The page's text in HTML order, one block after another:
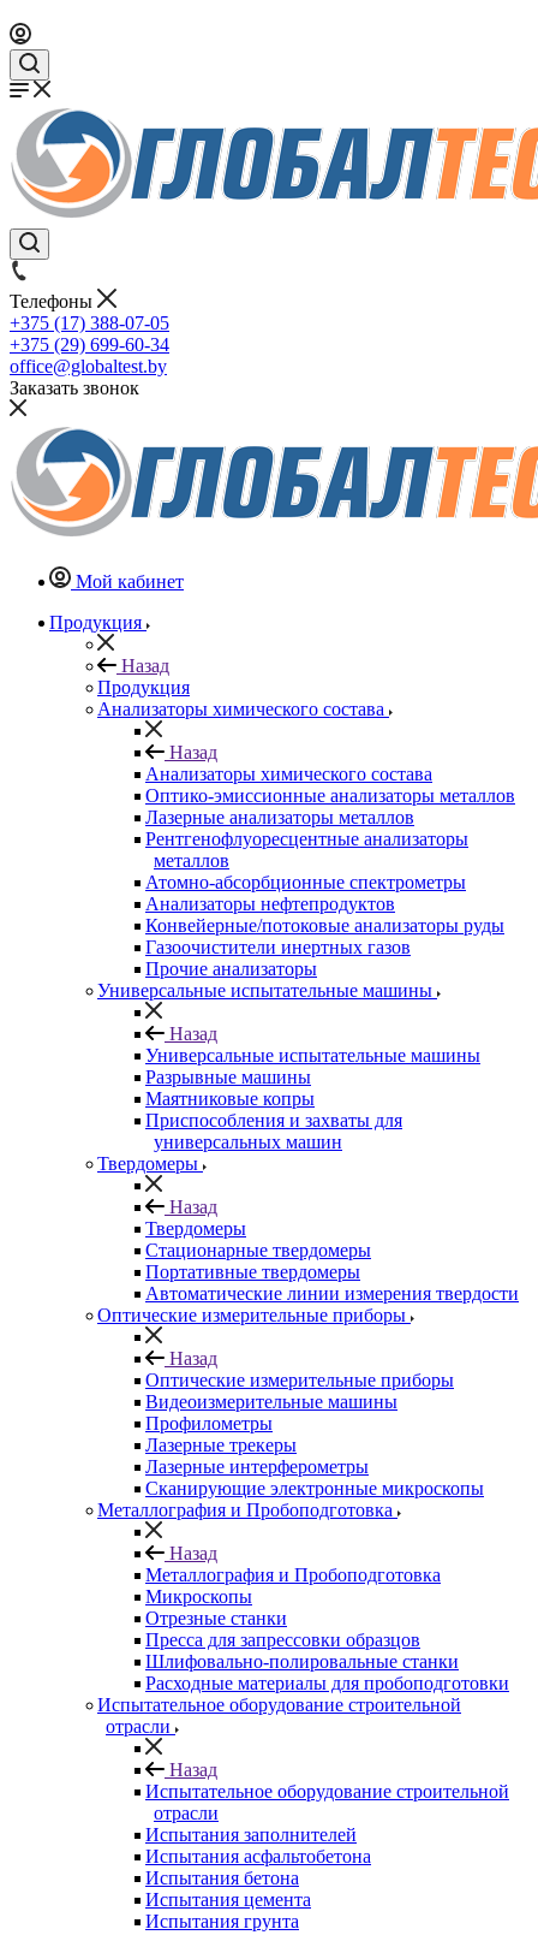
Телефоны
+375 (17) 388-07-05
+375 (29) 699-60-34
office@globaltest.by
Заказать звонок
Мой кабинет
Продукция
Назад
Продукция
Анализаторы химического состава
Назад
Анализаторы химического состава
Оптико-эмиссионные анализаторы металлов
Лазерные анализаторы металлов
Рентгенофлуоресцентные анализаторы
металлов
Атомно-абсорбционные спектрометры
Анализаторы нефтепродуктов
Конвейерные/потоковые анализаторы руды
Газоочистители инертных газов
Прочие анализаторы
Универсальные испытательные машины
Назад
Универсальные испытательные машины
Разрывные машины
Маятниковые копры
Приспособления и захваты для
универсальных машин
Твердомеры
Назад
Твердомеры
Стационарные твердомеры
Портативные твердомеры
Автоматические линии измерения твердости
Оптические измерительные приборы
Назад
Оптические измерительные приборы
Видеоизмерительные машины
Профилометры
Лазерные трекеры
Лазерные интерферометры
Сканирующие электронные микроскопы
Металлография и Пробоподготовка
Назад
Металлография и Пробоподготовка
Микроскопы
Отрезные станки
Пресса для запрессовки образцов
Шлифовально-полировальные станки
Расходные материалы для пробоподготовки
Испытательное оборудование строительной
отрасли
Назад
Испытательное оборудование строительной
отрасли
Испытания заполнителей
Испытания асфальтобетона
Испытания бетона
Испытания цемента
Испытания грунта